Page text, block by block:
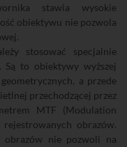
stawia wysokie
obiektywu nie pozwola
stosować specjalnie
Są to obiektywy wyższej
a przede
przechodzącej przez
MTF (Modulation
obrazów.
obrazów nie pozwoli na